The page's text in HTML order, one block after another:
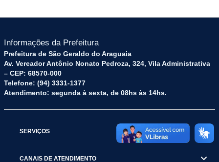
Informações da Prefeitura
Prefeitura de São Geraldo do Araguaia
Av. Vereador Antônio Nonato Pedroza, 324, Vila Administrativa
– CEP: 68570-000
Telefone: (94) 3331-1377
Atendimento: segunda à sexta, de 08hs às 14hs.
SERVIÇOS
CANAIS DE ATENDIMENTO